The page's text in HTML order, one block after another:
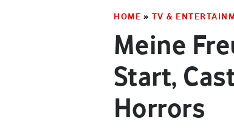
HOME » TV &
Meine
Start,
Horrors